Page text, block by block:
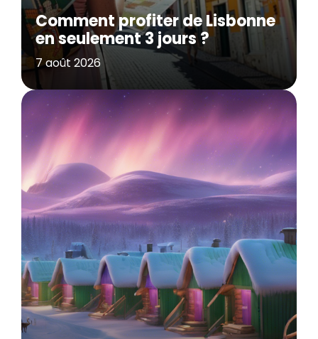
Comment profiter de Lisbonne
en seulement 3 jours ?
7 août 2026